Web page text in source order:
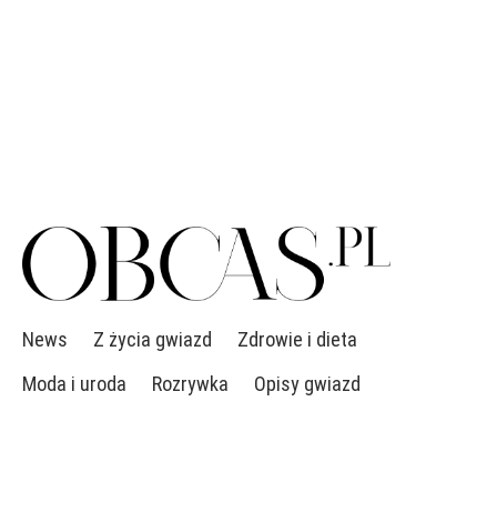
News Z życia gwiazd
Zdrowie i dieta
Moda i uroda
Rozrywka Opisy gwiazd